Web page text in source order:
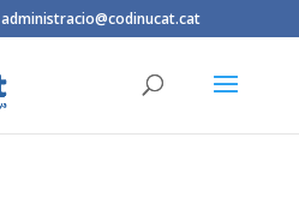
administracio@codinucat.cat